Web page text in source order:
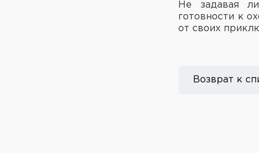
Не задавая
готовности к
от своих
Возврат к